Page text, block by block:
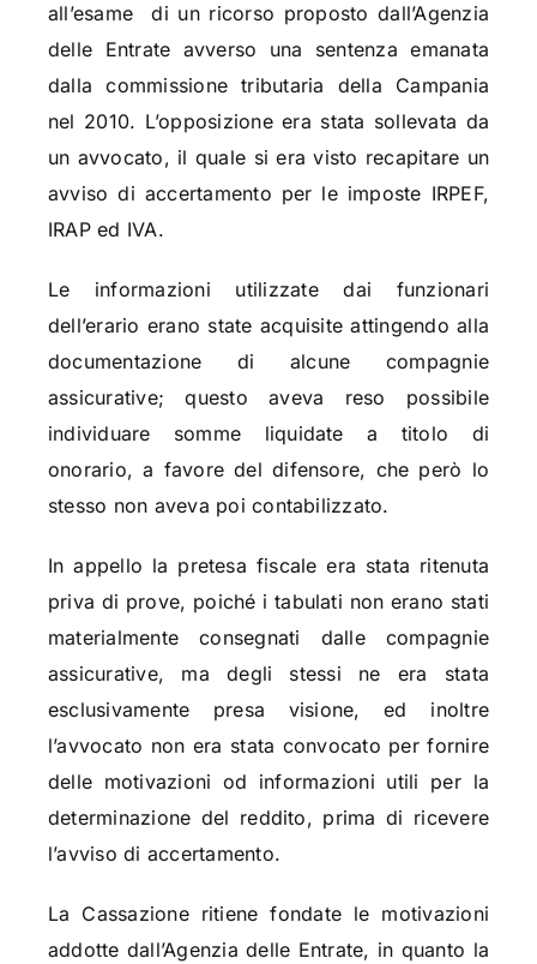
all’esame di un ricorso proposto dall’Agenzia
delle Entrate avverso una sentenza emanata
dalla commissione tributaria della Campania
nel 2010. L’opposizione era stata sollevata da
un avvocato, il quale si era visto recapitare un
avviso di accertamento per le imposte IRPEF,
IRAP ed IVA.
Le informazioni utilizzate dai funzionari
dell’erario erano state acquisite attingendo alla
documentazione di alcune compagnie
assicurative; questo aveva reso possibile
individuare somme liquidate a titolo di
onorario, a favore del difensore, che però lo
stesso non aveva poi contabilizzato.
In appello la pretesa fiscale era stata ritenuta
priva di prove, poiché i tabulati non erano stati
materialmente consegnati dalle compagnie
assicurative, ma degli stessi ne era stata
esclusivamente presa visione, ed inoltre
l’avvocato non era stata convocato per fornire
delle motivazioni od informazioni utili per la
determinazione del reddito, prima di ricevere
l’avviso di accertamento.
La Cassazione ritiene fondate le motivazioni
addotte dall’Agenzia delle Entrate, in quanto la